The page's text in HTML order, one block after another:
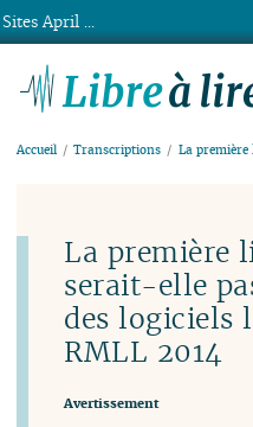
Accueil Transcriptions La première
La première
serait-elle
des logiciels
RMLL 2014
Avertissement
Sites April ...